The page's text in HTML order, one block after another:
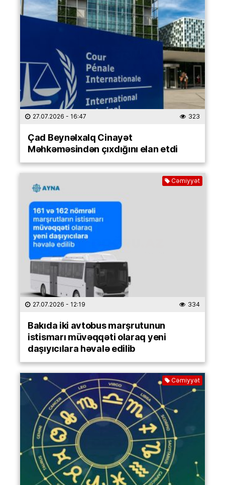
27.07.2026 - 16:47 323
Çad Beynəlxalq Cinayət
Məhkəməsindən çıxdığını elan etdi
Cəmiyyət
27.07.2026 - 12:19 334
Bakıda iki avtobus marşrutunun
istismarı müvəqqəti olaraq yeni
daşıyıcılara həvalə edilib
Cəmiyyət